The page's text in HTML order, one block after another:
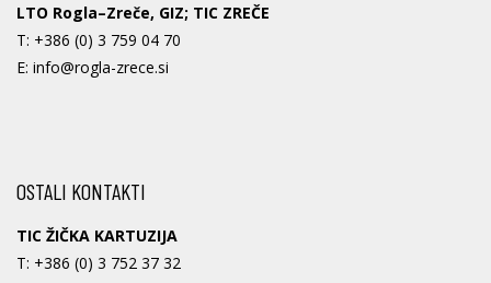
LTO Rogla–Zreče, GIZ; TIC ZREČE
T: +386 (0) 3 759 04 70
E: info@rogla-zrece.si
OSTALI KONTAKTI
TIC ŽIČKA KARTUZIJA
T: +386 (0) 3 752 37 32